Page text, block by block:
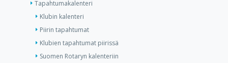
Tapahtumakalenteri
Klubin kalenteri
Piirin tapahtumat
Klubien tapahtumat piirissä
Suomen Rotaryn kalenteriin